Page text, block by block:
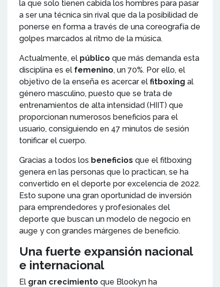
la que solo tienen cabida los hombres para pasar
a ser una técnica sin rival que da la posibilidad de
ponerse en forma a través de una coreografía de
golpes marcados al ritmo de la música.
Actualmente, el público que más demanda esta
disciplina es el femenino, un 70%. Por ello, el
objetivo de la enseña es acercar el fitboxing al
género masculino, puesto que se trata de
entrenamientos de alta intensidad (HIIT) que
proporcionan numerosos beneficios para el
usuario, consiguiendo en 47 minutos de sesión
tonificar el cuerpo.
Gracias a todos los beneficios que el fitboxing
genera en las personas que lo practican, se ha
convertido en el deporte por excelencia de 2022.
Esto supone una gran oportunidad de inversión
para emprendedores y profesionales del
deporte que buscan un modelo de negocio en
auge y con grandes márgenes de beneficio.
Una fuerte expansión nacional
e internacional
El gran crecimiento que Blookyn ha